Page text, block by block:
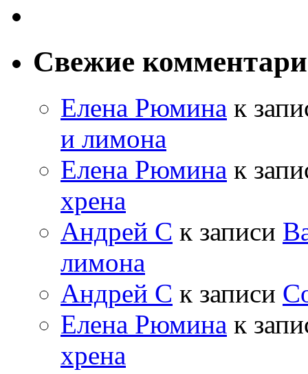
Свежие
Елена Рюмина к
и лимона
Елена Рюмина к
хрена
Андрей С к записи
лимона
Андрей С к записи
Елена Рюмина к
хрена